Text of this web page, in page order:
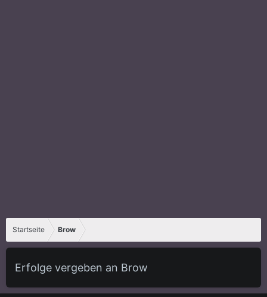
Startseite Brow
Erfolge vergeben an Brow